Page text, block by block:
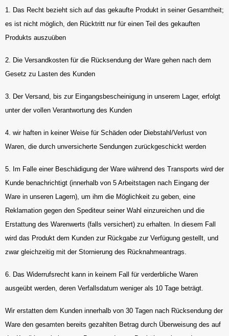
1. Das Recht bezieht sich auf das gekaufte Produkt in seiner Gesamtheit;
es ist nicht möglich, den Rücktritt nur für einen Teil des gekauften
Produkts auszuüben
2. Die Versandkosten für die Rücksendung der Ware gehen nach dem
Gesetz zu Lasten des Kunden
3. Der Versand, bis zur Eingangsbescheinigung in unserem Lager, erfolgt
unter der vollen Verantwortung des Kunden
4. wir haften in keiner Weise für Schäden oder Diebstahl/Verlust von
Waren, die durch unversicherte Sendungen zurückgeschickt werden
5. Im Falle einer Beschädigung der Ware während des Transports wird der
Kunde benachrichtigt (innerhalb von 5 Arbeitstagen nach Eingang der
Ware in unseren Lagern), um ihm die Möglichkeit zu geben, eine
Reklamation gegen den Spediteur seiner Wahl einzureichen und die
Erstattung des Warenwerts (falls versichert) zu erhalten. In diesem Fall
wird das Produkt dem Kunden zur Rückgabe zur Verfügung gestellt, und
zwar gleichzeitig mit der Stornierung des Rücknahmeantrags.
6. Das Widerrufsrecht kann in keinem Fall für verderbliche Waren
ausgeübt werden, deren Verfallsdatum weniger als 10 Tage beträgt.
Wir erstatten dem Kunden innerhalb von 30 Tagen nach Rücksendung der
Ware den gesamten bereits gezahlten Betrag durch Überweisung des auf